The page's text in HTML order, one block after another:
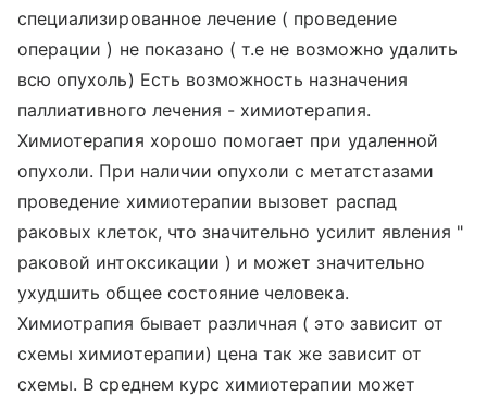
специализированное лечение ( проведение
операции ) не показано ( т.е не возможно удалить
всю опухоль) Есть возможность назначения
паллиативного лечения - химиотерапия.
Химиотерапия хорошо помогает при удаленной
опухоли. При наличии опухоли с метатстазами
проведение химиотерапии вызовет распад
раковых клеток, что значительно усилит явления "
раковой интоксикации ) и может значительно
ухудшить общее состояние человека.
Химиотрапия бывает различная ( это зависит от
схемы химиотерапии) цена так же зависит от
схемы. В среднем курс химиотерапии может